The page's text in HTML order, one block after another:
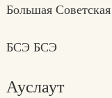
Большая
БСЭ БСЭ
Ауслаут